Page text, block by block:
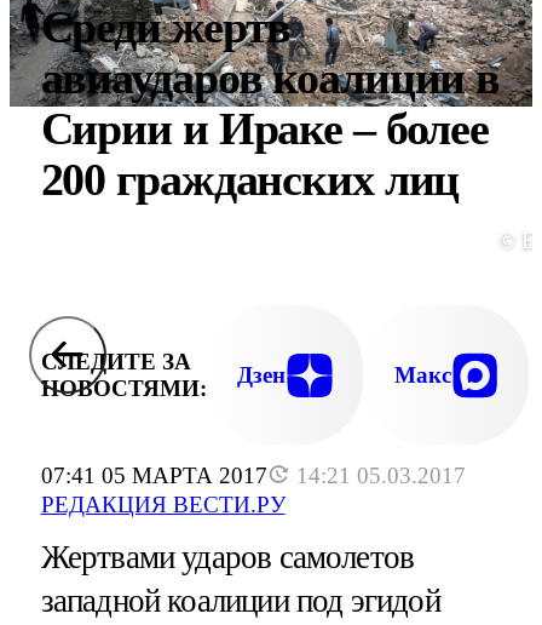
07:41 05 МАРТА 2017
14:21 05.03.2017
РЕДАКЦИЯ ВЕСТИ.РУ
Среди жертв
авиаударов коалиции в
Сирии и Ираке – более
200 гражданских лиц
©
СЛЕДИТЕ ЗА
НОВОСТЯМИ:
Дзен Макс
Жертвами ударов самолетов
западной коалиции под эгидой